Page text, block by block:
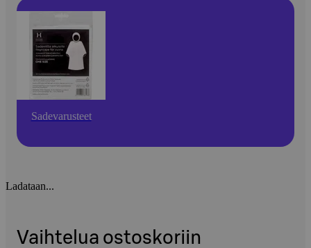
Sadevarusteet
Ladataan...
Vaihtelua ostoskoriin